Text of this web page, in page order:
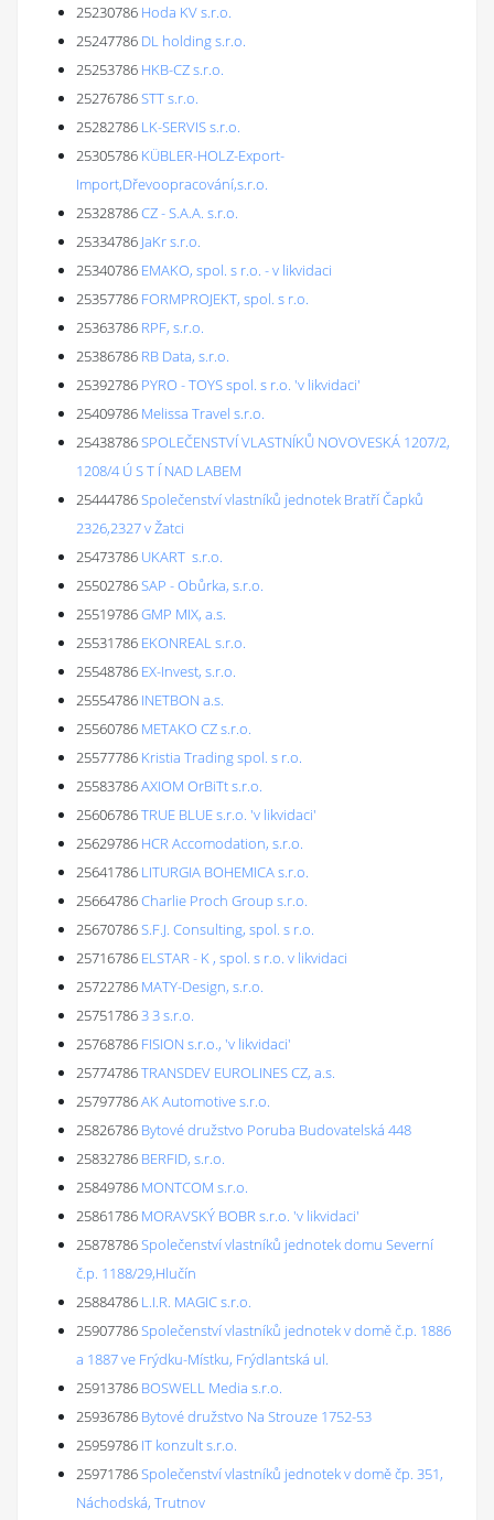
25230786 Hoda KV s.r.o.
25247786 DL holding s.r.o.
25253786 HKB-CZ s.r.o.
25276786STT s.r.o.
25282786 LK-SERVIS s.r.o.
25305786 KÜBLER-HOLZ-Export-
Import,Dřevoopracování,s.r.o.
25328786CZ - S.A.A. s.r.o.
25334786 JaKr s.r.o.
25340786 EMAKO, spol. s r.o. - v likvidaci
25357786 FORMPROJEKT, spol. s r.o.
25363786 RPF, s.r.o.
25386786 RB Data, s.r.o.
25392786 PYRO - TOYS spol. s r.o. 'v likvidaci'
25409786 Melissa Travel s.r.o.
25438786SPOLEČENSTVÍ VLASTNÍKŮ NOVOVESKÁ 1207/2,
1208/4 Ú S T Í NAD LABEM
25444786Společenství vlastníků jednotek Bratří Čapků
2326,2327 v Žatci
25473786 UKART s.r.o.
25502786SAP - Obůrka, s.r.o.
25519786GMP MIX, a.s.
25531786 EKONREAL s.r.o.
25548786 EX-Invest, s.r.o.
25554786 INETBON a.s.
25560786 METAKO CZ s.r.o.
25577786 Kristia Trading spol. s r.o.
25583786AXIOM OrBiTt s.r.o.
25606786TRUE BLUE s.r.o. 'v likvidaci'
25629786 HCR Accomodation, s.r.o.
25641786 LITURGIA BOHEMICA s.r.o.
25664786Charlie Proch Group s.r.o.
25670786S.F.J. Consulting, spol. s r.o.
25716786 ELSTAR - K , spol. s r.o. v likvidaci
25722786 MATY-Design, s.r.o.
257517863 3 s.r.o.
25768786 FISION s.r.o., 'v likvidaci'
25774786TRANSDEV EUROLINES CZ, a.s.
25797786AK Automotive s.r.o.
25826786 Bytové družstvo Poruba Budovatelská 448
25832786 BERFID, s.r.o.
25849786 MONTCOM s.r.o.
25861786 MORAVSKÝ BOBR s.r.o. 'v likvidaci'
25878786Společenství vlastníků jednotek domu Severní
č.p. 1188/29,Hlučín
25884786 L.I.R. MAGIC s.r.o.
25907786Společenství vlastníků jednotek v domě č.p. 1886
a 1887 ve Frýdku-Místku, Frýdlantská ul.
25913786 BOSWELL Media s.r.o.
25936786 Bytové družstvo Na Strouze 1752-53
25959786 IT konzult s.r.o.
25971786Společenství vlastníků jednotek v domě čp. 351,
Náchodská, Trutnov